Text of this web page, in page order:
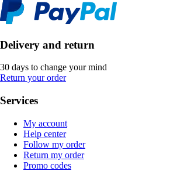
Delivery and return
30 days to change your mind
Return your order
Services
My account
Help center
Follow my order
Return my order
Promo codes